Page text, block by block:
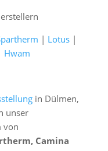
| Lotus|
Hwam
in Dülmen,
unser
von
Camina